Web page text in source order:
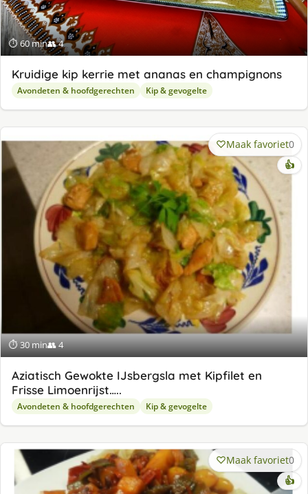
⏱ 60 min👥 4
Kruidige kip kerrie met ananas en champignons
Avondeten & hoofdgerechten Kip & gevogelte
⏱ 30 min👥 4
Maak favoriet0
👍
Aziatisch Gewokte IJsbergsla met Kipfilet en
Frisse Limoenrijst…..
Avondeten & hoofdgerechten Kip & gevogelte
Maak favoriet0
👍